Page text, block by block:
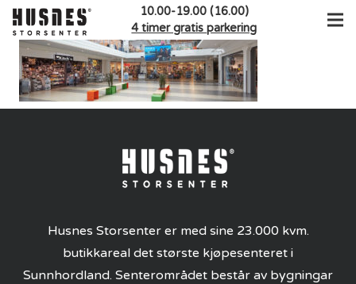
10.00-19.00 (16.00)
4 timer gratis parkering
Husnes Storsenter er med sine 23.000 kvm.
butikkareal det største kjøpesenteret i
Sunnhordland. Senterområdet består av bygningar